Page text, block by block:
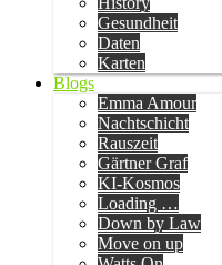
Gesundheit
Daten
Karten
Blogs
Emma Amour
Nachtschicht
Rauszeit
Gärtner Graf
KI-Kosmos
Loading …
Down by Law
Move on up